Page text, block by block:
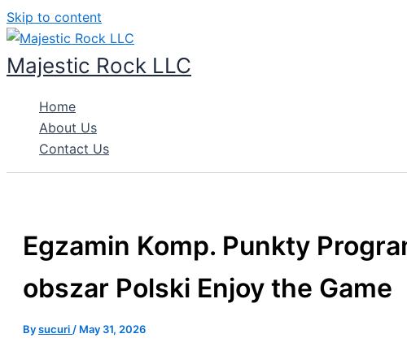
Skip to content
Majestic Rock LLC
Home
About Us
Contact Us
Egzamin Komp. Punkty
obszar Polski Enjoy the Game
Bysucuri / May 31, 2026